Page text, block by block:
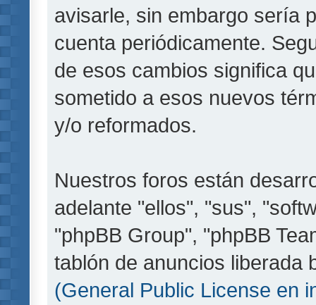
avisarle, sin embargo sería
cuenta periódicamente.
de esos cambios significa
sometido a esos nuevos
y/o reformados.
Nuestros foros están
adelante "ellos", "sus",
"phpBB Group", "phpBB
tablón de anuncios liberada
(General Public License en